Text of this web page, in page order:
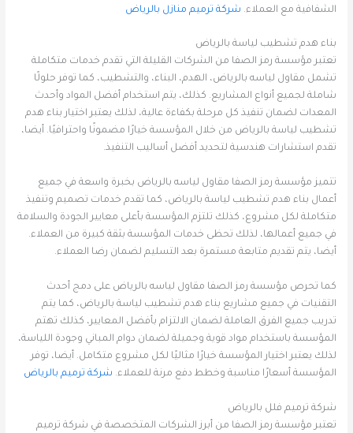
الشفافية مع العملاء. شركة ترميم منازل بالرياض
بناء هدم تشطيب لياسة بالرياض
تعتبر مؤسسة رمز الصفا من الشركات القليلة التي تقدم خدمات متكاملة
تشمل مقاول لياسه بالرياض، الهدم، البناء، والتشطيب، كما توفر حلولًا
شاملة لجميع أنواع المشاريع. كذلك، يتم استخدام أفضل المواد وأحدث
المعدات لضمان تنفيذ كل مرحلة بكفاءة عالية، لذلك يعتبر اختيار بناء هدم
تشطيب لياسة بالرياض من خلال المؤسسة خيارًا مضمونًا واحترافيًا. أيضا،
تقدم استشارات هندسية لتحديد أفضل أساليب التنفيذ.
تتميز مؤسسة رمز الصفا مقاول لياسه بالرياض بخبرة واسعة في جميع
أعمال بناء هدم تشطيب لياسة بالرياض، كما تقدم خدمات تصميم وتنفيذ
متكاملة لكل مشروع، كذلك تلتزم المؤسسة بأعلى معايير الجودة والسلامة
في جميع أعمالها، لذلك تحظى خدمات المؤسسة بثقة كبيرة من العملاء.
أيضا، يتم تقديم متابعة مستمرة بعد التسليم لضمان رضا العملاء.
كما تحرص مؤسسة رمز الصفا مقاول لياسه بالرياض على دمج أحدث
التقنيات في جميع مشاريع بناء هدم تشطيب لياسة بالرياض، كما يتم
تدريب جميع الفرق العاملة لضمان الالتزام بأفضل المعايير، كذلك تهتم
المؤسسة باستخدام مواد قوية وجميلة لضمان دوام المباني وجودة اللياسة،
لذلك يعتبر اختيار المؤسسة خيارًا مثاليًا لكل مشروع متكامل. أيضا، توفر
المؤسسة أسعارًا مناسبة وخطط دفع مرنة للعملاء. شركة ترميم بالرياض
شركة ترميم فلل بالرياض
تعتبر مؤسسة رمز الصفا من أبرز الشركات المتخصصة في شركة ترميم